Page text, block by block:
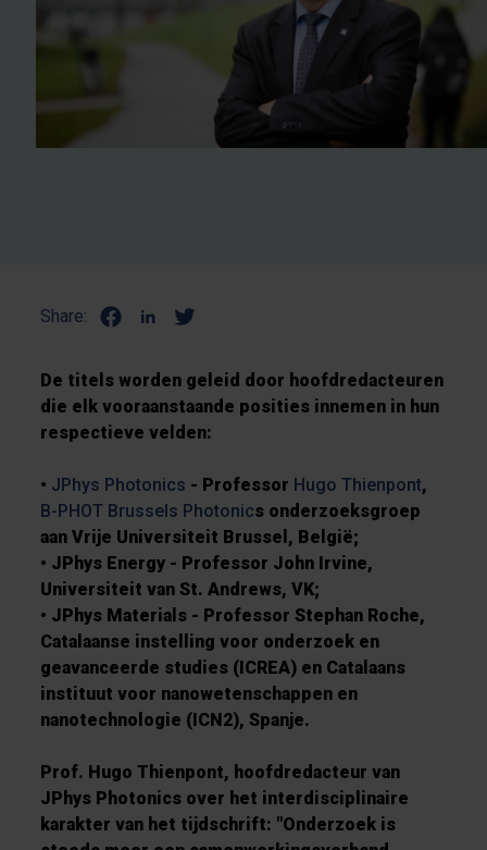
Share:
De titels worden geleid door hoofdredacteuren
die elk vooraanstaande posities innemen in hun
respectieve velden:
• JPhys Photonics - Professor Hugo Thienpont,
B-PHOT Brussels Photonics onderzoeksgroep
aan Vrije Universiteit Brussel, België;
• JPhys Energy - Professor John Irvine,
Universiteit van St. Andrews, VK;
• JPhys Materials - Professor Stephan Roche,
Catalaanse instelling voor onderzoek en
geavanceerde studies (ICREA) en Catalaans
instituut voor nanowetenschappen en
nanotechnologie (ICN2), Spanje.
Prof. Hugo Thienpont, hoofdredacteur van
JPhys Photonics over het interdisciplinaire
karakter van het tijdschrift: "Onderzoek is